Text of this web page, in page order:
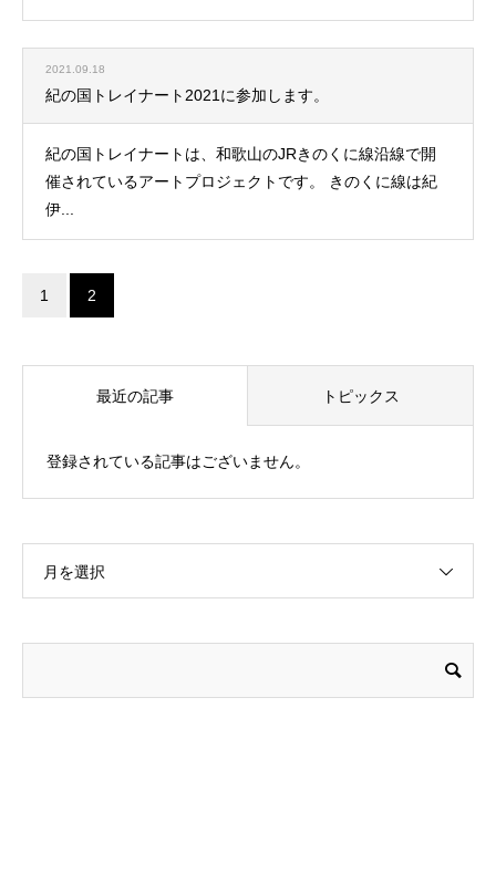
2021.09.18
紀の国トレイナート2021に参加します。
紀の国トレイナートは、和歌山のJRきのくに線沿線で開
催されているアートプロジェクトです。 きのくに線は紀
伊...
1 2
最近の記事 トピックス
登録されている記事はございません。
月を選択